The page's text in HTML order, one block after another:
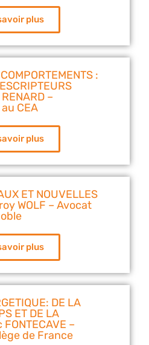
plus
:
–
CEA
plus
ET NOUVELLES
WOLF – Avocat
plus
DE LA
ET DE LA
FONTECAVE –
de France